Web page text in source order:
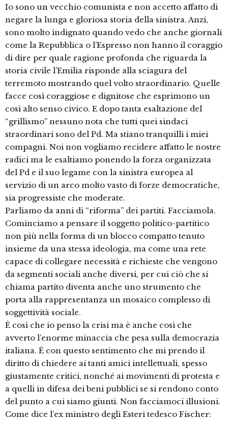
Io sono un vecchio comunista e non accetto affatto di
negare la lunga e gloriosa storia della sinistra. Anzi,
sono molto indignato quando vedo che anche giornali
come la Repubblica o l’Espresso non hanno il coraggio
di dire per quale ragione profonda che riguarda la
storia civile l’Emilia risponde alla sciagura del
terremoto mostrando quel volto straordinario. Quelle
facce così coraggiose e dignitose che esprimono un
così alto senso civico. E dopo tanta esaltazione del
“grillismo” nessuno nota che tutti quei sindaci
straordinari sono del Pd. Ma stiano tranquilli i miei
compagni. Noi non vogliamo recidere affatto le nostre
radici ma le esaltiamo ponendo la forza organizzata
del Pd e il suo legame con la sinistra europea al
servizio di un arco molto vasto di forze democratiche,
sia progressiste che moderate.
Parliamo da anni di “riforma” dei partiti. Facciamola.
Cominciamo a pensare il soggetto politico-partitico
non più nella forma di un blocco compatto tenuto
insieme da una stessa ideologia, ma come una rete
capace di collegare necessità e richieste che vengono
da segmenti sociali anche diversi, per cui ciò che si
chiama partito diventa anche uno strumento che
porta alla rappresentanza un mosaico complesso di
soggettività sociale.
È così che io penso la crisi ma è anche così che
avverto l’enorme minaccia che pesa sulla democrazia
italiana. È con questo sentimento che mi prendo il
diritto di chiedere ai tanti amici intellettuali, spesso
giustamente critici, nonché ai movimenti di protesta e
a quelli in difesa dei beni pubblici se si rendono conto
del punto a cui siamo giunti. Non facciamoci illusioni.
Come dice l’ex ministro degli Esteri tedesco Fischer: